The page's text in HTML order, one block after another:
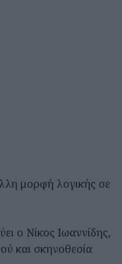
μορφή λογικής σε
ο Νίκος Ιωαννίδης,
και σκηνοθεσία